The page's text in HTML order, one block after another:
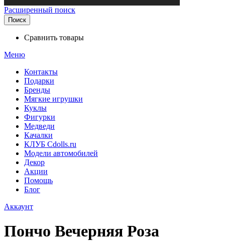
Расширенный поиск
Поиск
Сравнить товары
Меню
Контакты
Подарки
Бренды
Мягкие игрушки
Куклы
Фигурки
Медведи
Качалки
КЛУБ Cdolls.ru
Модели автомобилей
Декор
Акции
Помощь
Блог
Аккаунт
Пончо Вечерняя Роза